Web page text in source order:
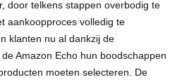
door telkens stappen overbodig te
aankoopproces volledig te
klanten nu al dankzij de
Amazon Echo hun boodschappen
moeten selecteren. De